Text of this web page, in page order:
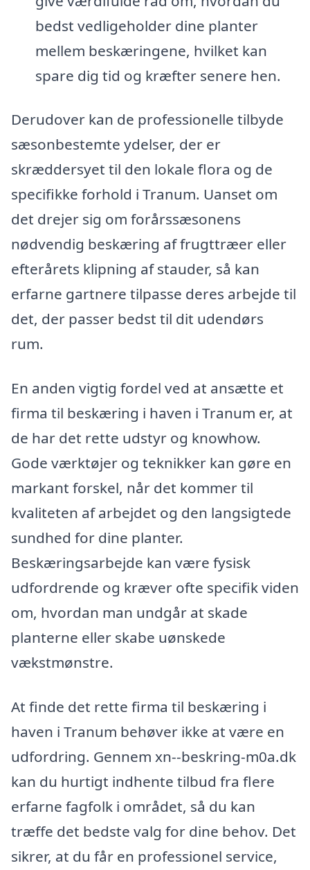
bedst vedligeholder dine planter
mellem beskæringene, hvilket kan
spare dig tid og kræfter senere hen.
Derudover kan de professionelle tilbyde
sæsonbestemte ydelser, der er
skræddersyet til den lokale flora og de
specifikke forhold i Tranum. Uanset om
det drejer sig om forårssæsonens
nødvendig beskæring af frugttræer eller
efterårets klipning af stauder, så kan
erfarne gartnere tilpasse deres arbejde til
det, der passer bedst til dit udendørs
rum.
En anden vigtig fordel ved at ansætte et
firma til beskæring i haven i Tranum er, at
de har det rette udstyr og knowhow.
Gode værktøjer og teknikker kan gøre en
markant forskel, når det kommer til
kvaliteten af arbejdet og den langsigtede
sundhed for dine planter.
Beskæringsarbejde kan være fysisk
udfordrende og kræver ofte specifik viden
om, hvordan man undgår at skade
planterne eller skabe uønskede
vækstmønstre.
At finde det rette firma til beskæring i
haven i Tranum behøver ikke at være en
udfordring. Gennem xn--beskring-m0a.dk
kan du hurtigt indhente tilbud fra flere
erfarne fagfolk i området, så du kan
træffe det bedste valg for dine behov. Det
sikrer, at du får en professionel service,